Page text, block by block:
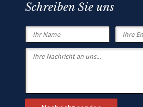
Schreiben Sie uns